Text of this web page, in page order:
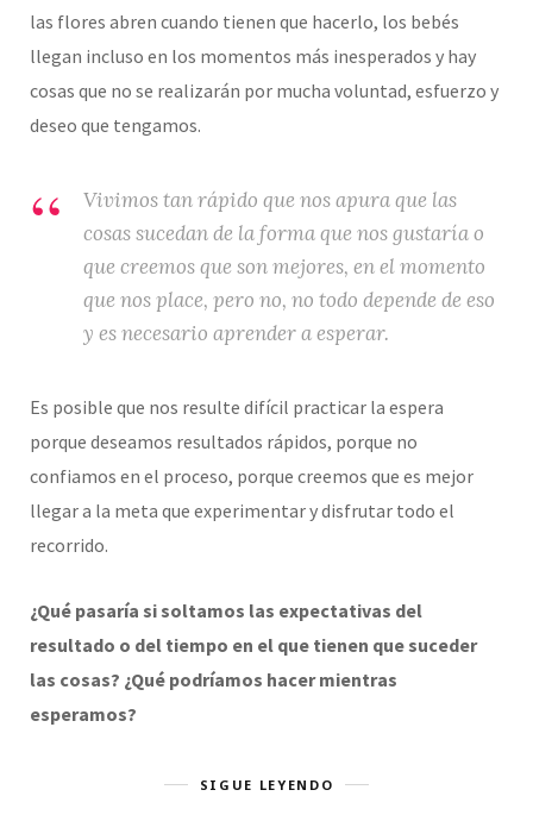
las flores abren cuando tienen que hacerlo, los bebés
llegan incluso en los momentos más inesperados y hay
cosas que no se realizarán por mucha voluntad, esfuerzo y
deseo que tengamos.
Vivimos tan rápido que nos apura que las
cosas sucedan de la forma que nos gustaría o
que creemos que son mejores, en el momento
que nos place, pero no, no todo depende de eso
y es necesario aprender a esperar.
Es posible que nos resulte difícil practicar la espera
porque deseamos resultados rápidos, porque no
confiamos en el proceso, porque creemos que es mejor
llegar a la meta que experimentar y disfrutar todo el
recorrido.
¿Qué pasaría si soltamos las expectativas del
resultado o del tiempo en el que tienen que suceder
las cosas? ¿Qué podríamos hacer mientras
esperamos?
SIGUE LEYENDO